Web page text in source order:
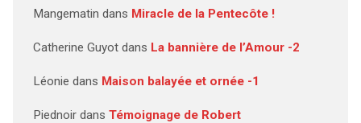
Mangematin dans Miracle de la Pentecôte !
Catherine Guyotdans La bannière de l’Amour -2
Léonie dans Maison balayée et ornée -1
Piednoirdans Témoignage de Robert